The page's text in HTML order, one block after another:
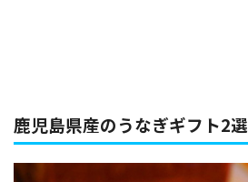
鹿児島県産のうなぎギフト2選